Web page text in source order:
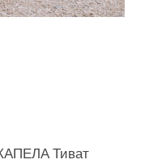
Тиват